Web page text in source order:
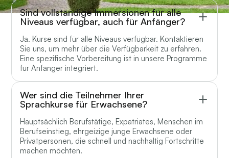
Sind vollständige Immersionen für alle
Niveaus verfügbar, auch für Anfänger?
Ja. Kurse sind für alle Niveaus verfügbar. Kontaktieren
Sie uns, um mehr über die Verfügbarkeit zu erfahren.
Eine spezifische Vorbereitung ist in unsere Programme
für Anfänger integriert.
Wer sind die Teilnehmer Ihrer
Sprachkurse für Erwachsene?
Hauptsächlich Berufstätige, Expatriates, Menschen im
Berufseinstieg, ehrgeizige junge Erwachsene oder
Privatpersonen, die schnell und nachhaltig Fortschritte
machen möchten.